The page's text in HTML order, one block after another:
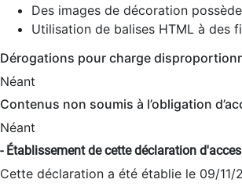
Des images de décoration
Utilisation de balises HTML à des
Dérogations pour charge
Néant
Contenus non soumis à l’obligation
Néant
- Établissement de cette déclaration
Cette déclaration a été établie le 09/